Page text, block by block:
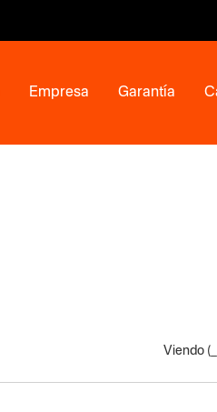
Empresa Garantía
Viendo (